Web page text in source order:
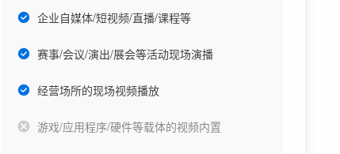
企业自媒体/短视频/直播/课程等
赛事/会议/演出/展会等活动现场演播
经营场所的现场视频播放
游戏/应用程序/硬件等载体的视频内置